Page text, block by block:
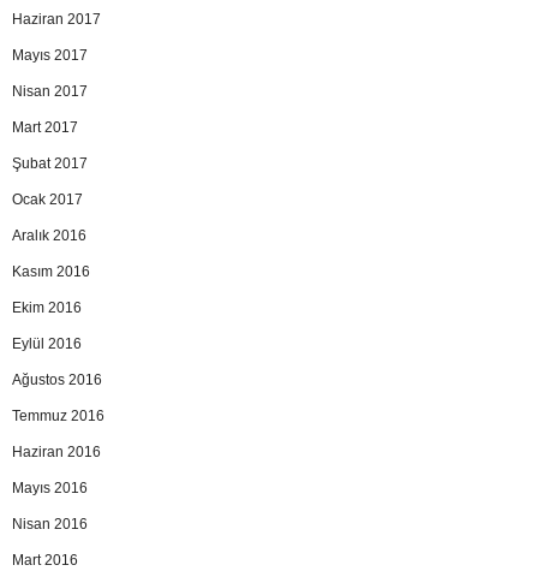
Haziran 2017
Mayıs 2017
Nisan 2017
Mart 2017
Şubat 2017
Ocak 2017
Aralık 2016
Kasım 2016
Ekim 2016
Eylül 2016
Ağustos 2016
Temmuz 2016
Haziran 2016
Mayıs 2016
Nisan 2016
Mart 2016